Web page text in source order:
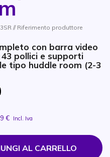
// Riferimento produttore
con barra video
pollici e supporti
tipo huddle room (2-3
€ Incl. Iva
AL CARRELLO